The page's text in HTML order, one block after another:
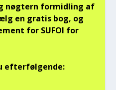
nøg­tern for­mid­ling af
en gra­tis bog, og
for SUFOI for
efter­føl­gen­de: